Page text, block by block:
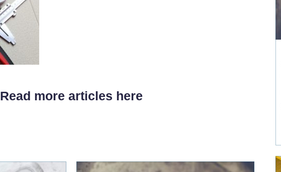
Read more articles here